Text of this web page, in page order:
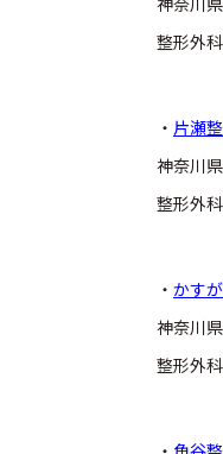
整形外
・ 片瀬
神奈川
整形外
・ かす
神奈川
整形外